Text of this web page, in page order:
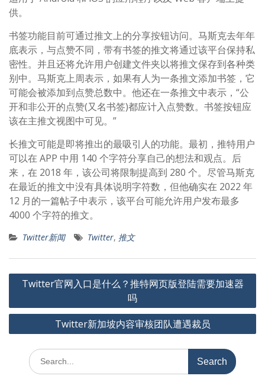
供。
书签功能目前可通过推文上的分享按钮访问。马斯克去年年
底表示，与点赞不同，带有书签的推文将通过该平台保持私
密性。并且还将允许用户创建文件夹以将推文保存到各种类
别中。马斯克上周表示，如果有人为一条推文添加书签，它
可能会被添加到点赞总数中。他还在一条推文中表示，“公
开和非公开的点赞(又名书签)都应计入点赞数。书签按钮应
该在主推文视图中可见。”
长推文可能是即将推出的最吸引人的功能。最初，推特用户
可以在 APP 中用 140 个字符分享自己的想法和观点。后
来，在 2018 年，该公司将限制提高到 280 个。尽管马斯克
在最近的推文中没有具体说明字符数，但他确实在 2022 年
12 月的一篇帖子中表示，该平台可能允许用户发布最多
4000 个字符的推文。
Twitter新闻 Twitter, 推文
文
导
航
Twitter官网入口是什么？推特网页版登陆需要加速器
吗
Twitter新加坡内容审核团队遭遇裁员
Search
for: